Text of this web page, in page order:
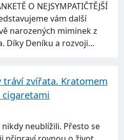
O NEJSYMPATIČTĚJŠÍ
vám další
narozených miminek z
Díky Deníku a rozvoji…
tráví zvířata. Kratomem
neublížili. Přesto se